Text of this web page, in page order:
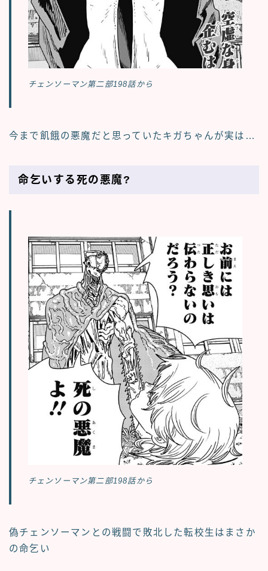
チェンソーマン第二部198話から
今まで飢餓の悪魔だと思っていたキガちゃんが実は…
命乞いする死の悪魔?
チェンソーマン第二部198話から
偽チェンソーマンとの戦闘で敗北した転校生はまさか
の命乞い